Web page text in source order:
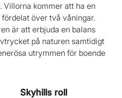
Villorna kommer att ha en
över två våningar.
är att erbjuda en balans
på naturen samtidigt
utrymmen för boende
Skyhills roll